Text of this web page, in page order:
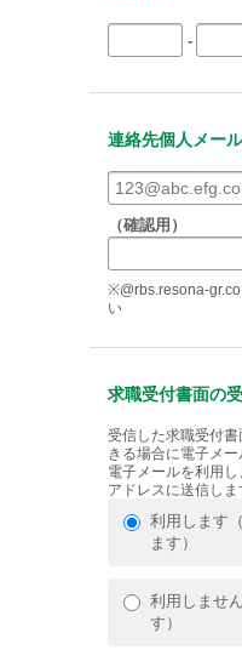
-
連絡先個人メー
（確認用）
※@rbs.resona-
い
求職受付書面の
受信した求職受付
きる場合に電子メ
電子メールを利用
アドレスに送信しま
利用します
ます）
利用しませ
す）